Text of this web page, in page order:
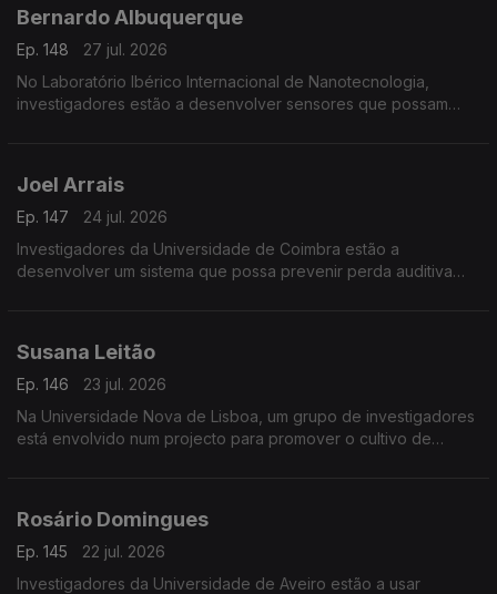
Bernardo Albuquerque
Ep. 148
27 jul. 2026
No Laboratório Ibérico Internacional de Nanotecnologia,
investigadores estão a desenvolver sensores que possam
Joel Arrais
Ep. 147
24 jul. 2026
Investigadores da Universidade de Coimbra estão a
desenvolver um sistema que possa prevenir perda auditiva
Susana Leitão
Ep. 146
23 jul. 2026
Na Universidade Nova de Lisboa, um grupo de investigadores
está envolvido num projecto para promover o cultivo de
Rosário Domingues
Ep. 145
22 jul. 2026
Investigadores da Universidade de Aveiro estão a usar